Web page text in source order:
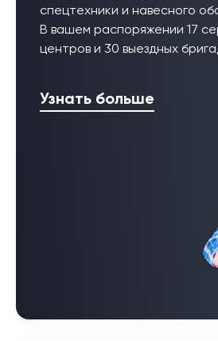
спецтехники и навесного
В вашем распоряжении 17
центров и 30 выездных
Узнать больше